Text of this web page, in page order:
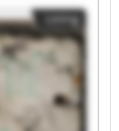
GmbH TDM
& Medien
TDM Druck &
GmbH TDM
& Medien
TDM Druck &
GmbH TDM
& Medien
Listing